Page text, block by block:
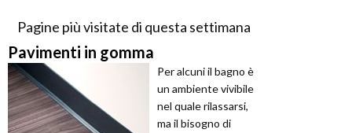
Pagine più visitate di questa settimana
Pavimenti in gomma
Per alcuni il bagno è
un ambiente vivibile
nel quale rilassarsi,
ma il bisogno di